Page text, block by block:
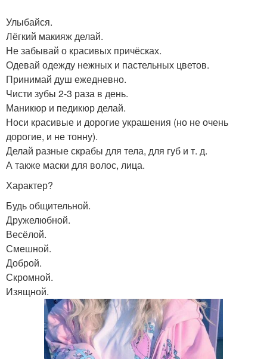
Улыбайся.
Лёгкий макияж делай.
Не забывай о красивых причёсках.
Одевай одежду нежных и пастельных цветов.
Принимай душ ежедневно.
Чисти зубы 2-3 раза в день.
Маникюр и педикюр делай.
Носи красивые и дорогие украшения (но не очень
дорогие, и не тонну).
Делай разные скрабы для тела, для губ и т. д.
А также маски для волос, лица.
Характер?
Будь общительной.
Дружелюбной.
Весёлой.
Смешной.
Доброй.
Скромной.
Изящной.